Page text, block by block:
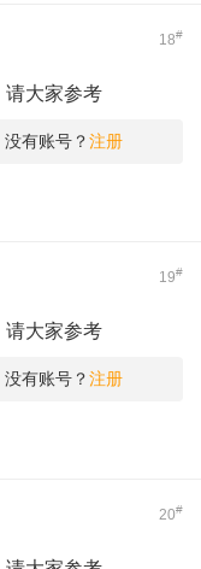
18#
请大家参考
有账号？注册
19#
请大家参考
有账号？注册
20#